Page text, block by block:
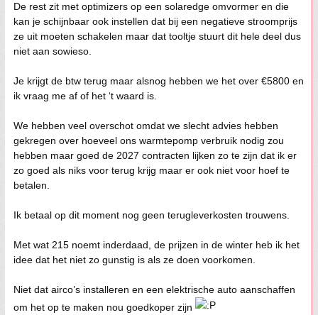
De rest zit met optimizers op een solaredge omvormer en die
kan je schijnbaar ook instellen dat bij een negatieve stroomprijs
ze uit moeten schakelen maar dat tooltje stuurt dit hele deel dus
niet aan sowieso.
Je krijgt de btw terug maar alsnog hebben we het over €5800 en
ik vraag me af of het ‘t waard is.
We hebben veel overschot omdat we slecht advies hebben
gekregen over hoeveel ons warmtepomp verbruik nodig zou
hebben maar goed de 2027 contracten lijken zo te zijn dat ik er
zo goed als niks voor terug krijg maar er ook niet voor hoef te
betalen.
Ik betaal op dit moment nog geen terugleverkosten trouwens.
Met wat 215 noemt inderdaad, de prijzen in de winter heb ik het
idee dat het niet zo gunstig is als ze doen voorkomen.
Niet dat airco’s installeren en een elektrische auto aanschaffen
om het op te maken nou goedkoper zijn